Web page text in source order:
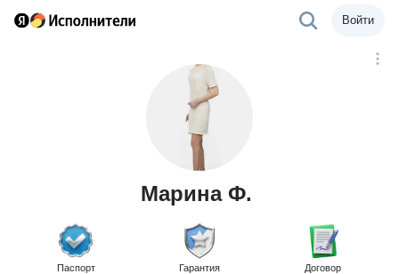
Войти
Марина Ф.
Паспорт Гарантия Договор